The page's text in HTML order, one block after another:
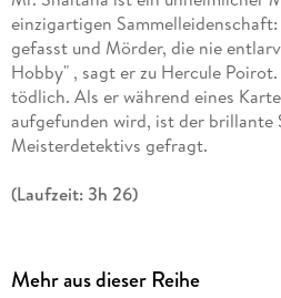
einzigartigen
gefasst und Mörder, die nie
Hobby" , sagt er zu Hercule
tödlich. Als er während eines
aufgefunden wird, ist der brillante
Meisterdetektivs gefragt.
(Laufzeit: 3h 26)
Mehr aus dieser Reihe